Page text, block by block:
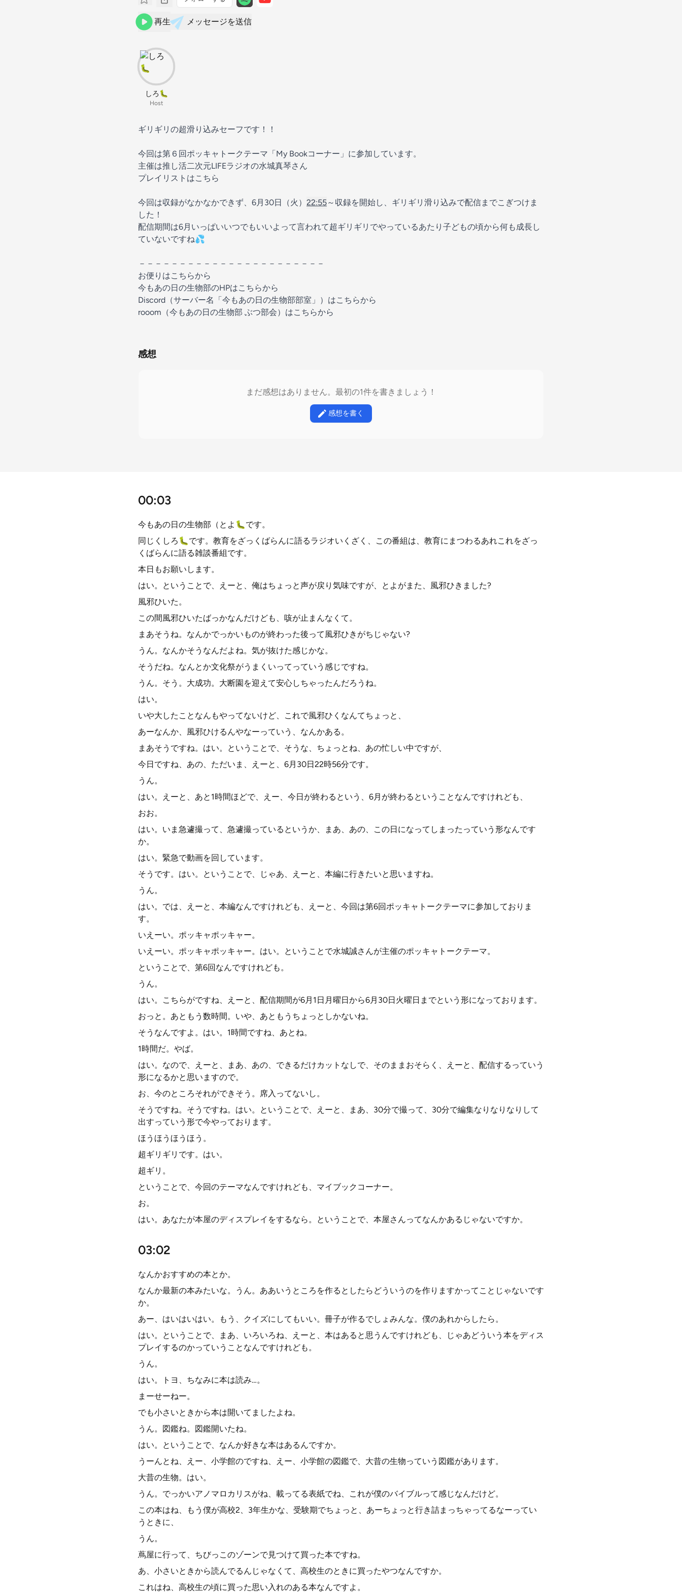
再生 メッセージを送信
しろ🐛
Host
ギリギリの超滑り込みセーフです！！
今回は第６回ポッキャトークテーマ「My Bookコーナー」に参加しています。
主催は推し活二次元LIFEラジオの水城真琴さん
プレイリストはこちら
今回は収録がなかなかできず、6月30日（火） 22:55～収録を開始し、ギリギリ滑り込みで配信までこぎつけま
した！
配信期間は6月いっぱいいつでもいいよって言われて超ギリギリでやっているあたり子どもの頃から何も成長し
ていないですね💦
－－－－－－－－－－－－－－－－－－－－－－－
⁠⁠⁠⁠⁠⁠お便りはこちらから⁠⁠⁠⁠⁠⁠
⁠⁠⁠⁠⁠⁠今もあの日の生物部のHPはこちらから⁠⁠
Discord（サーバー名「今もあの日の生物部部室」）はこちらから
rooom（今もあの日の生物部 ぶつ部会）はこちらから
感想
まだ感想はありません。最初の1件を書きましょう！
感想を書く
00:03
今もあの日の生物部（とよ🐛です。
同じくしろ🐛です。教育をざっくばらんに語るラジオいくざく、この番組は、教育にまつわるあれこれをざっ
くばらんに語る雑談番組です。
本日もお願いします。
はい。ということで、えーと、俺はちょっと声が戻り気味ですが、とよがまた、風邪ひきました?
風邪ひいた。
この間風邪ひいたばっかなんだけども、咳が止まんなくて。
まあそうね。なんかでっかいものが終わった後って風邪ひきがちじゃない?
うん。なんかそうなんだよね。気が抜けた感じかな。
そうだね。なんとか文化祭がうまくいってっていう感じですね。
うん。そう。大成功。大断園を迎えて安心しちゃったんだろうね。
はい。
いや大したことなんもやってないけど、これで風邪ひくなんてちょっと、
あーなんか、風邪ひけるんやなーっていう、なんかある。
まあそうですね。はい。ということで、そうな、ちょっとね、あの忙しい中ですが、
今日ですね、あの、ただいま、えーと、6月30日22時56分です。
うん。
はい。えーと、あと1時間ほどで、えー、今日が終わるという、6月が終わるということなんですけれども、
おお。
はい。いま急遽撮って、急遽撮っているというか、まあ、あの、この日になってしまったっていう形なんです
か。
はい。緊急で動画を回しています。
そうです。はい。ということで、じゃあ、えーと、本編に行きたいと思いますね。
うん。
はい。では、えーと、本編なんですけれども、えーと、今回は第6回ポッキャトークテーマに参加しておりま
す。
いえーい。ポッキャポッキャー。
いえーい。ポッキャポッキャー。はい。ということで水城誠さんが主催のポッキャトークテーマ。
ということで、第6回なんですけれども。
うん。
はい。こちらがですね、えーと、配信期間が6月1日月曜日から6月30日火曜日までという形になっております。
おっと。あともう数時間。いや、あともうちょっとしかないね。
そうなんですよ。はい。1時間ですね、あとね。
1時間だ。やば。
はい。なので、えーと、まあ、あの、できるだけカットなしで、そのままおそらく、えーと、配信するっていう
形になるかと思いますので。
お、今のところそれができそう。席入ってないし。
そうですね。そうですね。はい。ということで、えーと、まあ、30分で撮って、30分で編集なりなりなりして
出すっていう形で今やっております。
ほうほうほうほう。
超ギリギリです。はい。
超ギリ。
ということで、今回のテーマなんですけれども、マイブックコーナー。
お。
はい。あなたが本屋のディスプレイをするなら。ということで、本屋さんってなんかあるじゃないですか。
03:02
なんかおすすめの本とか。
なんか最新の本みたいな。うん。ああいうところを作るとしたらどういうのを作りますかってことじゃないです
か。
あー、はいはいはい。もう、クイズにしてもいい。冊子が作るでしょみんな。僕のあれからしたら。
はい。ということで、まあ、いろいろね、えーと、本はあると思うんですけれども、じゃあどういう本をディス
プレイするのかっていうことなんですけれども。
うん。
はい。トヨ、ちなみに本は読み…。
まーせーねー。
でも小さいときから本は開いてましたよね。
うん。図鑑ね。図鑑開いたね。
はい。ということで、なんか好きな本はあるんですか。
うーんとね、えー、小学館のですね、えー、小学館の図鑑で、大昔の生物っていう図鑑があります。
大昔の生物。はい。
うん。でっかいアノマロカリスがね、載ってる表紙でね、これが僕のバイブルって感じなんだけど。
この本はね、もう僕が高校2、3年生かな、受験期でちょっと、あーちょっと行き詰まっちゃってるなーってい
うときに、
うん。
蔦屋に行って、ちびっこのゾーンで見つけて買った本ですね。
あ、小さいときから読んでるんじゃなくて、高校生のときに買ったやつなんですか。
これはね、高校生の頃に買った思い入れのある本なんですよ。